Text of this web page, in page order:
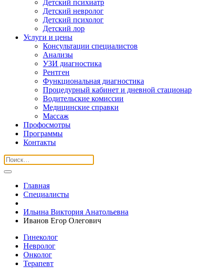
Детский психиатр
Детский невролог
Детский психолог
Детский лор
Услуги и цены
Консультации специалистов
Анализы
УЗИ диагностика
Рентген
Функциональная диагностика
Процедурный кабинет и дневной стационар
Водительские комиссии
Медицинские справки
Массаж
Профосмотры
Программы
Контакты
Главная
Специалисты
Ильина Виктория Анатольевна
Иванов Егор Олегович
Гинеколог
Невролог
Онколог
Терапевт